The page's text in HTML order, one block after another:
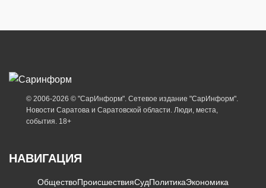
© 2006-2026 © "СарИнформ". Сетевое издание "СарИнформ".
Новости Саратова и Саратовской области. Люди, места,
события. 18+
НАВИГАЦИЯ
ОбществоПроисшествияСудПолитикаЭкономика